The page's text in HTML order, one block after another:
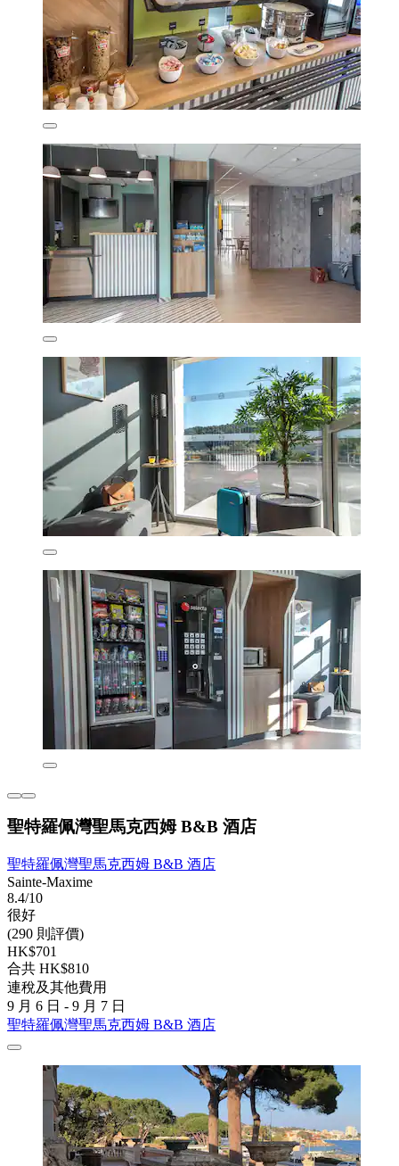
聖特羅佩灣聖馬克西姆 B&B 酒店
聖特羅佩灣聖馬克西姆 B&B 酒店
Sainte-Maxime
8.4/10
很好
(290 則評價)
HK$701
合共 HK$810
連稅及其他費用
9 月 6 日 - 9 月 7 日
聖特羅佩灣聖馬克西姆 B&B 酒店